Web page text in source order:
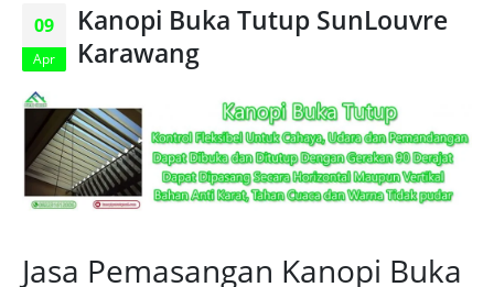
09
Apr
Kanopi Buka Tutup SunLouvre
Karawang
Jasa Pemasangan Kanopi Buka